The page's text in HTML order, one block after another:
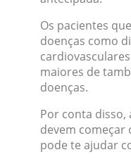
Os pacientes
doenças como
maiores de
doenças.
Por conta disso,
devem começar
pode te ajudar